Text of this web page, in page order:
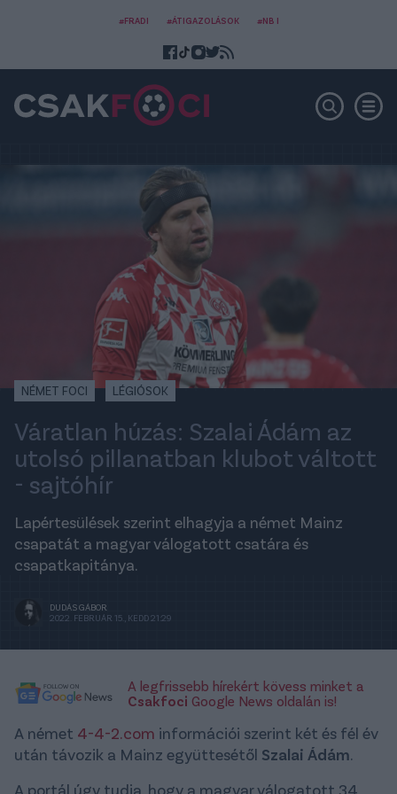
#FRADI #ÁTIGAZOLÁSOK #NB I
NÉMET FOCI LÉGIÓSOK
Váratlan húzás: Szalai Ádám az
utolsó pillanatban klubot váltott
- sajtóhír
Lapértesülések szerint elhagyja a német Mainz
csapatát a magyar válogatott csatára és
csapatkapitánya.
DUDÁS GÁBOR
2022. FEBRUÁR 15., KEDD 21:29
A legfrissebb hírekért kövess minket a
Csakfoci Google News oldalán is!
A német 4-4-2.com információi szerint két és fél év
után távozik a Mainz együttesétől Szalai Ádám.
A portál úgy tudja, hogy a magyar válogatott 34